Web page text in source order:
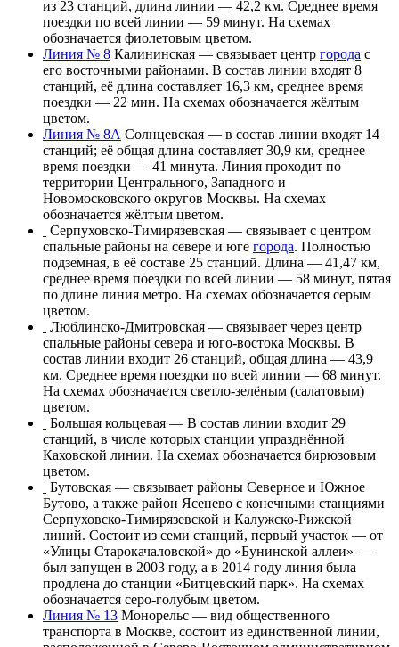
из 23 станций, длина линии — 42,2 км. Среднее время
поездки по всей линии — 59 минут. На схемах
обозначается фиолетовым цветом.
Линия № 8 Калининская — связывает центр города с
его восточными районами. В состав линии входят 8
станций, её длина составляет 16,3 км, среднее время
поездки — 22 мин. На схемах обозначается жёлтым
цветом.
Линия № 8А Солнцевская — в состав линии входят 14
станций; её общая длина составляет 30,9 км, среднее
время поездки — 41 минута. Линия проходит по
территории Центрального, Западного и
Новомосковского округов Москвы. На схемах
обозначается жёлтым цветом.
Серпуховско-Тимирязевская — связывает с центром
спальные районы на севере и юге города. Полностью
подземная, в её составе 25 станций. Длина — 41,47 км,
среднее время поездки по всей линии — 58 минут, пятая
по длине линия метро. На схемах обозначается серым
цветом.
Люблинско-Дмитровская — связывает через центр
спальные районы севера и юго-востока Москвы. В
состав линии входит 26 станций, общая длина — 43,9
км. Среднее время поездки по всей линии — 68 минут.
На схемах обозначается светло-зелёным (салатовым)
цветом.
Большая кольцевая — В состав линии входит 29
станций, в числе которых станции упразднённой
Каховской линии. На схемах обозначается бирюзовым
цветом.
Бутовская — связывает районы Северное и Южное
Бутово, а также район Ясенево с конечными станциями
Серпуховско-Тимирязевской и Калужско-Рижской
линий. Состоит из семи станций, первый участок — от
«Улицы Старокачаловской» до «Бунинской аллеи» —
был запущен в 2003 году, а в 2014 году линия была
продлена до станции «Битцевский парк». На схемах
обозначается серо-голубым цветом.
Линия № 13 Монорельс — вид общественного
транспорта в Москве, состоит из единственной линии,